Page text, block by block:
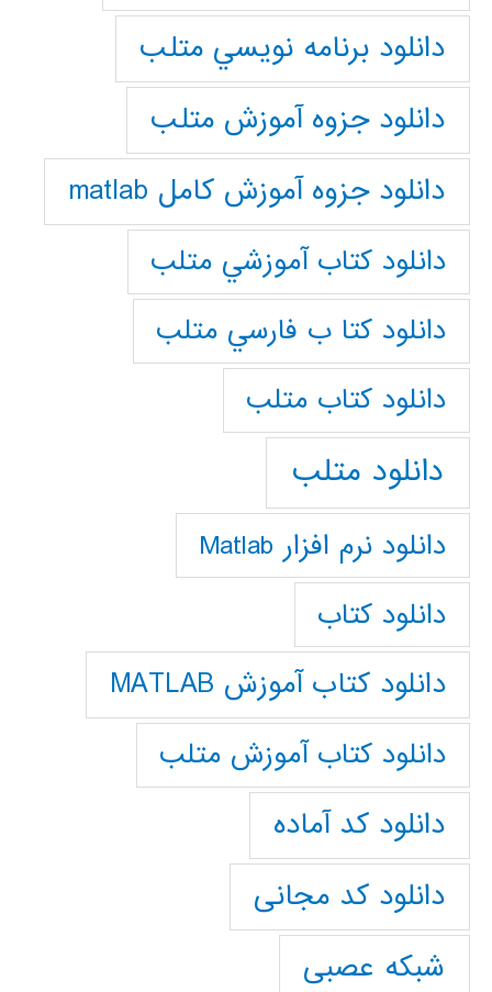
دانلود برنامه نويسي متلب
دانلود جزوه آموزش متلب
دانلود جزوه آموزش کامل matlab
دانلود كتاب آموزشي متلب
دانلود كتا ب فارسي متلب
دانلود كتاب متلب
دانلود متلب
دانلود نرم افزار Matlab
دانلود کتاب
دانلود کتاب آموزش MATLAB
دانلود کتاب آموزش متلب
دانلود کد آماده
دانلود کد مجانی
شبکه عصبی